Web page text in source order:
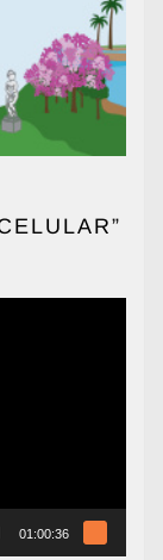
01:00:36